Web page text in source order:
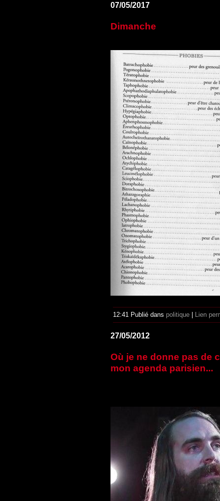
07/05/2017
Dimanche
12:41 Publié dans politique Lien
27/05/2012
Où je ne donne pas de
mon agenda parisien...